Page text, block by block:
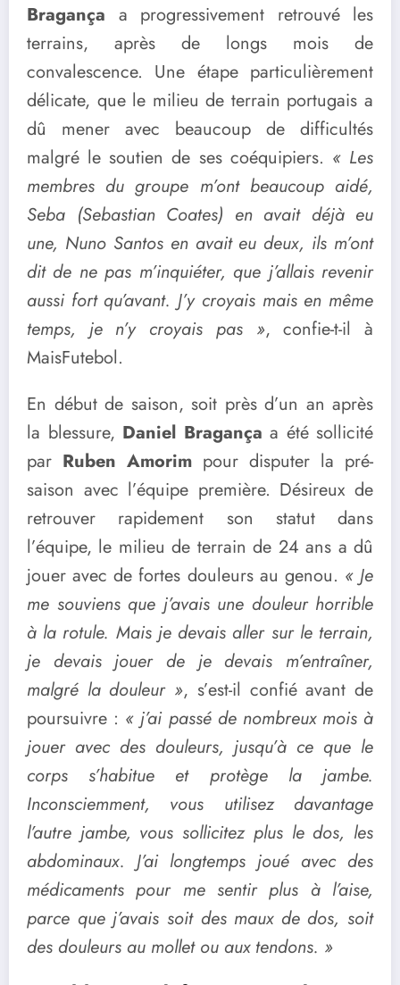
Bragança a progressivement retrouvé les
terrains, après de longs mois de
convalescence. Une étape particulièrement
délicate, que le milieu de terrain portugais a
dû mener avec beaucoup de difficultés
malgré le soutien de ses coéquipiers. « Les
membres du groupe m’ont beaucoup aidé,
Seba (Sebastian Coates) en avait déjà eu
une, Nuno Santos en avait eu deux, ils m’ont
dit de ne pas m’inquiéter, que j’allais revenir
aussi fort qu’avant. J’y croyais mais en même
temps, je n’y croyais pas », confie-t-il à
MaisFutebol.
En début de saison, soit près d’un an après
la blessure, Daniel Bragança a été sollicité
par Ruben Amorim pour disputer la pré-
saison avec l’équipe première. Désireux de
retrouver rapidement son statut dans
l’équipe, le milieu de terrain de 24 ans a dû
jouer avec de fortes douleurs au genou. « Je
me souviens que j’avais une douleur horrible
à la rotule. Mais je devais aller sur le terrain,
je devais jouer de je devais m’entraîner,
malgré la douleur », s’est-il confié avant de
poursuivre : « j’ai passé de nombreux mois à
jouer avec des douleurs, jusqu’à ce que le
corps s’habitue et protège la jambe.
Inconsciemment, vous utilisez davantage
l’autre jambe, vous sollicitez plus le dos, les
abdominaux. J’ai longtemps joué avec des
médicaments pour me sentir plus à l’aise,
parce que j’avais soit des maux de dos, soit
des douleurs au mollet ou aux tendons. »